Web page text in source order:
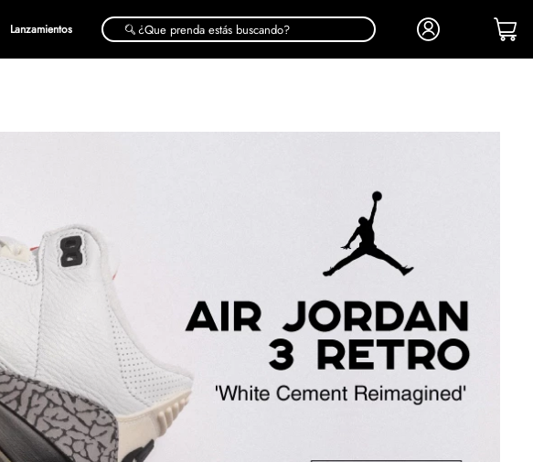
Lanzamientos ¿Que prenda estás buscando?